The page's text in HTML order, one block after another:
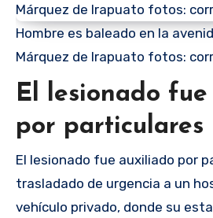
Hombre es baleado en la
Márquez de Irapuato fotos:
El lesionado
por particulares
El lesionado fue auxiliado por
trasladado de urgencia a un
vehículo privado, donde su